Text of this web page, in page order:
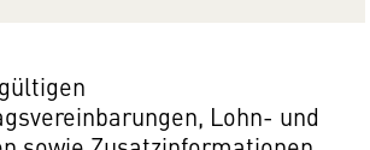
Lohn- und